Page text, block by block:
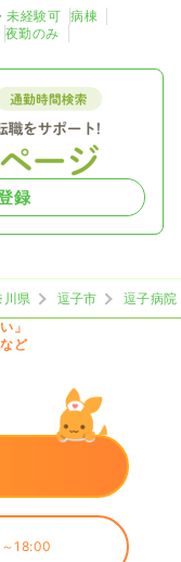
未経験可
病棟
夜勤のみ
録
川県 逗子市
逗子病院
」
ど
18:00